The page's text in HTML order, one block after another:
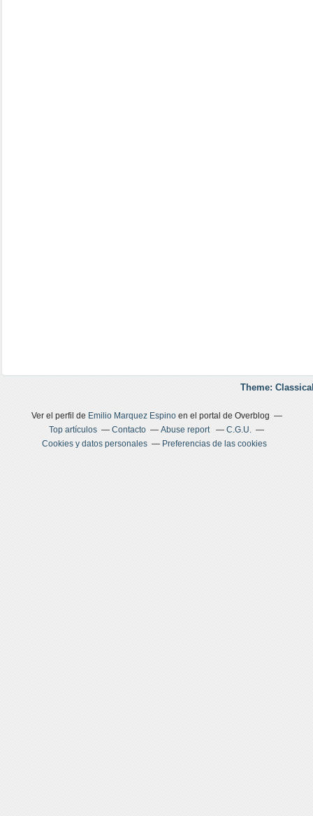
Theme:
Ver el perfil de Emilio Marquez Espinoen el portal de Overblog
Top artículos
Contacto Abuse report
C.G.U.
Cookies y datos personales
Preferencias de las cookies